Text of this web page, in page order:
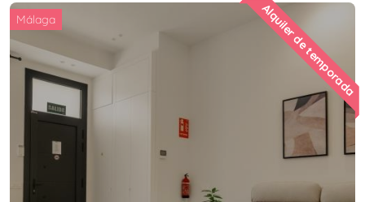
Málaga Alquiler de temporada